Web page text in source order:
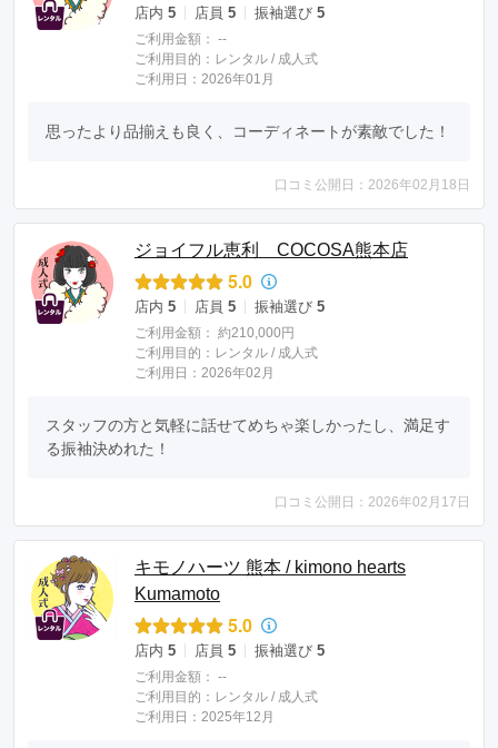
店内 5 店員 5 振袖選び 5
ご利用金額： --
ご利用目的： レンタル / 成人式
ご利用日：2026年01月
思ったより品揃えも良く、コーディネートが素敵でした！
口コミ公開日：2026年02月18日
ジョイフル恵利 COCOSA熊本店
5.0
店内 5 店員 5 振袖選び 5
ご利用金額： 約210,000円
ご利用目的： レンタル / 成人式
ご利用日：2026年02月
スタッフの方と気軽に話せてめちゃ楽しかったし、満足す
る振袖決めれた！
口コミ公開日：2026年02月17日
キモノハーツ 熊本 / kimono hearts
Kumamoto
5.0
店内 5 店員 5 振袖選び 5
ご利用金額： --
ご利用目的： レンタル / 成人式
ご利用日：2025年12月